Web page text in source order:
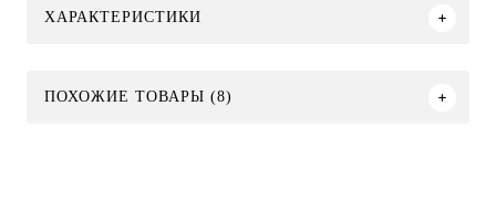
ХАРАКТЕРИСТИКИ
ПОХОЖИЕ ТОВАРЫ (8)